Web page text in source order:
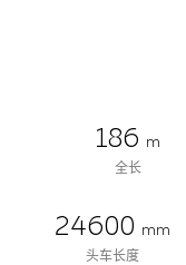
186 m
全长
24600 mm
头车长度